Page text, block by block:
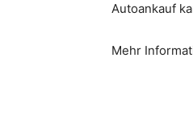
Autoankauf
Mehr